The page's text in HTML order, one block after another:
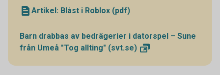
Artikel: Blåst i Roblox (pdf)
Barn drabbas av bedrägerier i datorspel – Sune
från Umeå "Tog allting" (svt.se)